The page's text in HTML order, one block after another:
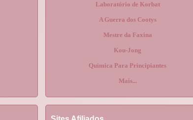
Laboratório de Korbat
A Guerra dos Cootys
Mestre da Faxina
Kou-Jong
Química Para Principiantes
Mais...